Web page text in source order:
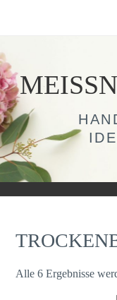
Alle 6 Ergebnisse